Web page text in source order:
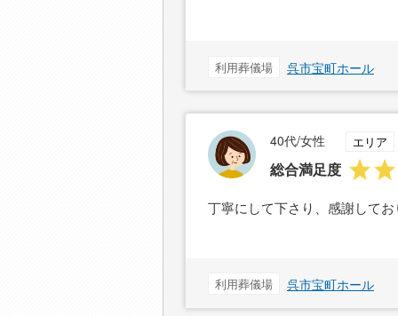
利用葬儀場 呉市宝町ホール
40代/女性 エリア
総合満足度
丁寧にして下さり、感謝して
利用葬儀場 呉市宝町ホール